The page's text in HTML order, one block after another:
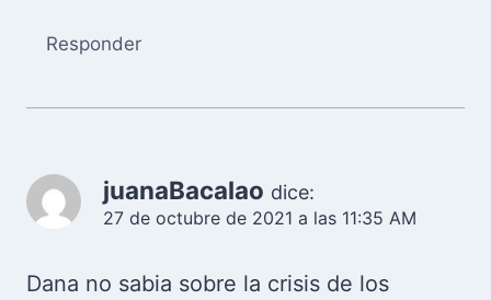
Responder
juanaBacalao dice:
27 de octubre de 2021 a las 11:35 AM
Dana no sabia sobre la crisis de los